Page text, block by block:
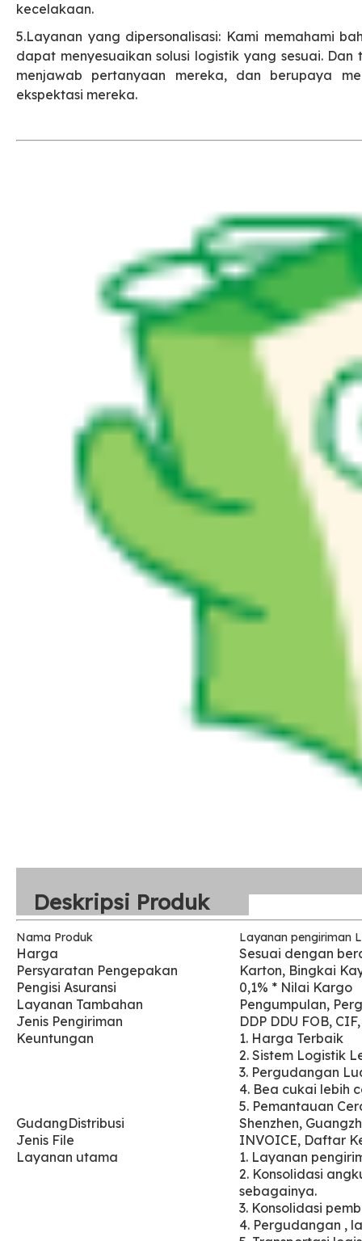
kecelakaan.
5.Layanan yang dipersonalisasi: Kami memahami
dapat menyesuaikan solusi logistik yang sesuai.
menjawab pertanyaan mereka, dan berupaya
ekspektasi mereka.
Deskripsi Produk
Nama Produk Layanan pengiriman
Harga
Sesuai dengan
Persyaratan Pengepakan
Karton, Bingkai
Pengisi Asuransi
0,1% * Nilai Kargo
Layanan Tambahan
Pengumpulan,
Jenis Pengiriman
DDP DDU FOB,
Keuntungan
1. Harga Terbaik
2. Sistem Logistik
3. Pergudangan
4. Bea cukai lebih
5. Pemantauan
GudangDistribusi
Shenzhen,
Jenis File
INVOICE, Daftar
Layanan utama
1. Layanan
2. Konsolidasi
sebagainya.
3. Konsolidasi
4. Pergudangan ,